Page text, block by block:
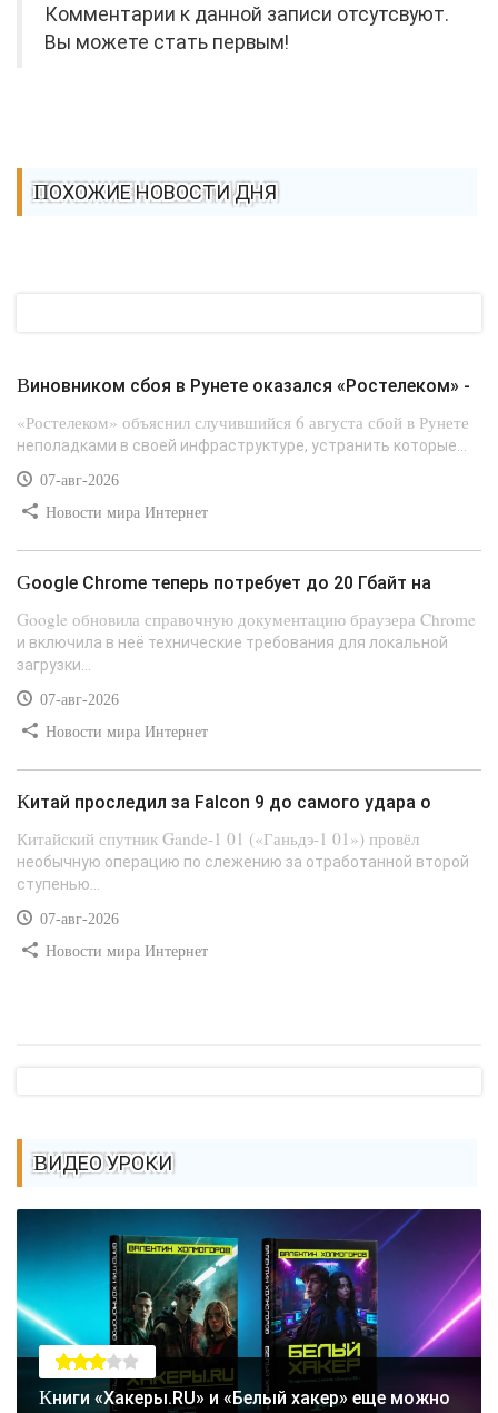
Комментарии к данной записи отсутсвуют.
Вы можете стать первым!
ПОХОЖИЕ НОВОСТИ ДНЯ
Виновником сбоя в Рунете оказался «Ростелеком» -
«Ростелеком» объяснил случившийся 6 августа сбой в Рунете
неполадками в своей инфраструктуре, устранить которые...
07-авг-2026
Новости мира Интернет
Google Chrome теперь потребует до 20 Гбайт на
Google обновила справочную документацию браузера Chrome
и включила в неё технические требования для локальной
загрузки...
07-авг-2026
Новости мира Интернет
Китай проследил за Falcon 9 до самого удара о
Китайский спутник Gande-1 01 («Ганьдэ-1 01») провёл
необычную операцию по слежению за отработанной второй
ступенью...
07-авг-2026
Новости мира Интернет
ВИДЕО УРОКИ
Книги «Хакеры.RU» и «Белый хакер» еще можно